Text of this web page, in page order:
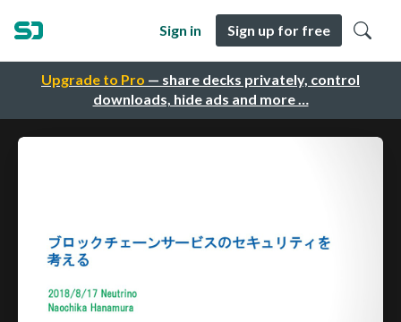
Upgrade to Pro — share decks privately, control
downloads, hide ads and more …
Sign in Sign up for free